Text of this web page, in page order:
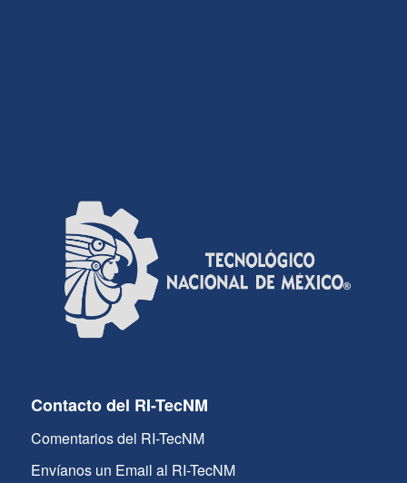
Contacto del RI-TecNM
Comentarios del RI-TecNM
Envíanos un Email al RI-TecNM